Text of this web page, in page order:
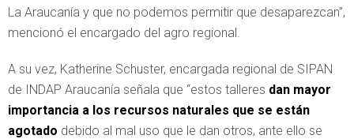
La Araucanía y que no podemos permitir que desaparezcan”,
mencionó el encargado del agro regional.
A su vez, Katherine Schuster, encargada regional de SIPAN
de INDAP Araucanía señala que “estos talleres dan mayor
importancia a los recursos naturales que se están
agotado debido al mal uso que le dan otros, ante ello se